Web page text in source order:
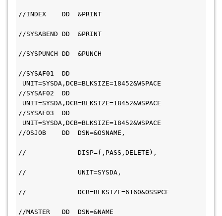
//INDEX    DD  &PRINT
//SYSABEND DD  &PRINT
//SYSPUNCH DD  &PUNCH
//SYSAF01  DD
UNIT=SYSDA,DCB=BLKSIZE=18452&WSPACE
//SYSAF02  DD
UNIT=SYSDA,DCB=BLKSIZE=18452&WSPACE
//SYSAF03  DD
UNIT=SYSDA,DCB=BLKSIZE=18452&WSPACE
//OSJOB    DD  DSN=&OSNAME,
//             DISP=(,PASS,DELETE),
//             UNIT=SYSDA,
//             DCB=BLKSIZE=6160&OSSPCE
//MASTER   DD  DSN=&NAME